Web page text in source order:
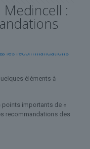
Medincell :
éléments à
points importants de «
recommandations des